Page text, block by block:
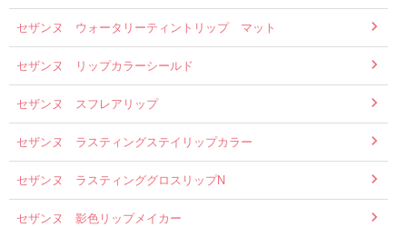
セザンヌ ウォータリーティントリップ マット
セザンヌ リップカラーシールド
セザンヌ スフレアリップ
セザンヌ ラスティングステイリップカラー
セザンヌ ラスティンググロスリップN
セザンヌ 影色リップメイカー